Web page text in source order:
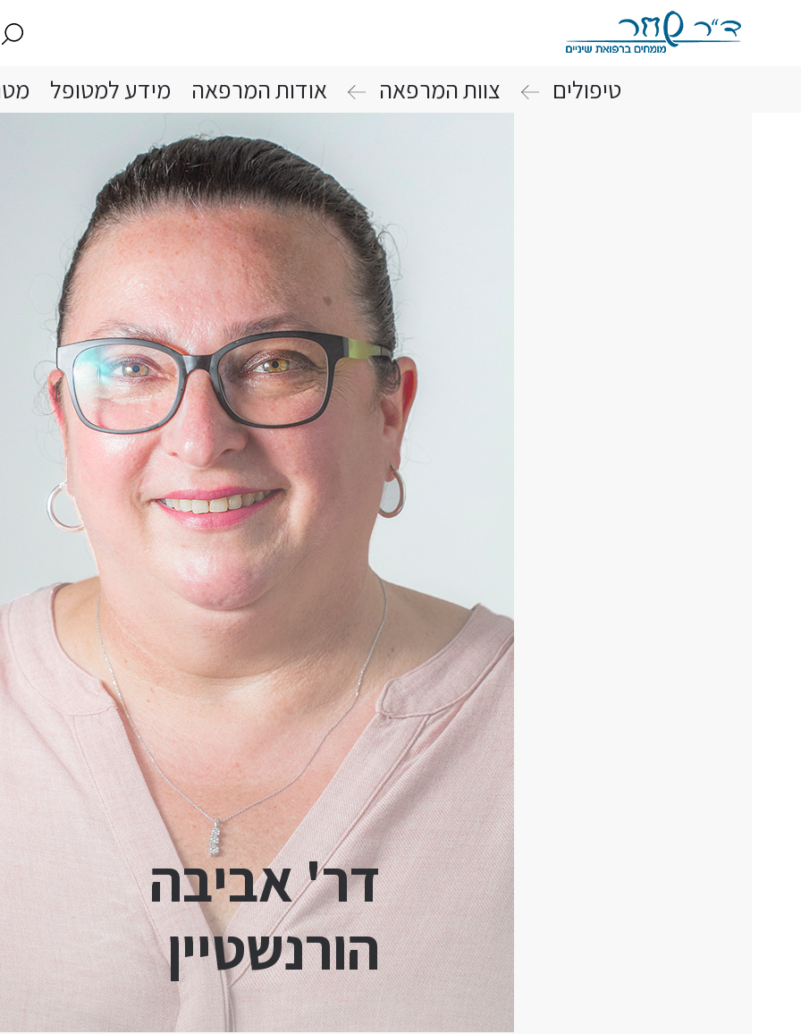
טיפולים צוות המרפאה אודות המרפאה מידע למטופל
דר' אביבה
הורנשטיין